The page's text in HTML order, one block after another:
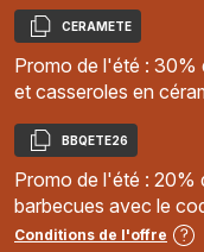
Copier
CERAMETE
Promo de l'été : 30%
et casseroles en
Copier
BBQETE26
Promo de l'été : 20%
barbecues avec le
Conditions de l'offre